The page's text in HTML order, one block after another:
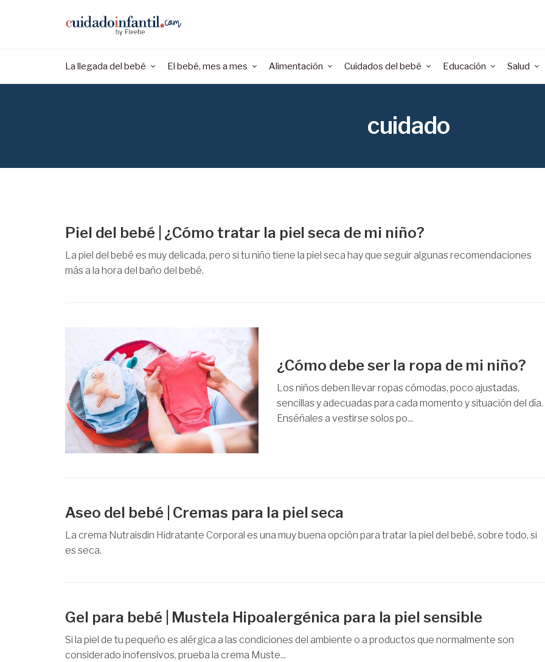
La llegada del bebé El bebé, mes a mes Alimentación Cuidados del bebé Educación Salud
cuidado
Piel del bebé | ¿Cómo tratar la piel seca de mi niño?
La piel del bebé es muy delicada, pero si tu niño tiene la piel seca hay que seguir algunas recomendaciones
más a la hora del baño del bebé.
¿Cómo debe ser la ropa de mi niño?
Los niños deben llevar ropas cómodas, poco ajustadas,
sencillas y adecuadas para cada momento y situación del día.
Enséñales a vestirse solos po...
Aseo del bebé | Cremas para la piel seca
La crema Nutraisdin Hidratante Corporal es una muy buena opción para tratar la piel del bebé, sobre todo, si
es seca.
Gel para bebé | Mustela Hipoalergénica para la piel sensible
Si la piel de tu pequeño es alérgica a las condiciones del ambiente o a productos que normalmente son
considerado inofensivos, prueba la crema Muste...